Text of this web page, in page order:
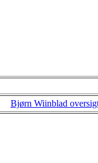
Bjørn Wiinblad